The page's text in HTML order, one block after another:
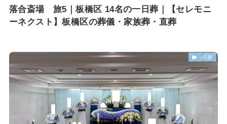
落合斎場 旅5｜板橋区 14名の一日葬｜【セレモニ
ーネクスト】板橋区の葬儀・家族葬・直葬
一日葬